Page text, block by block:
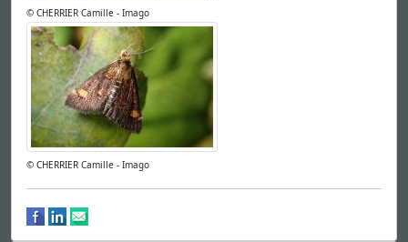
© CHERRIER Camille - Imago
© CHERRIER Camille - Imago